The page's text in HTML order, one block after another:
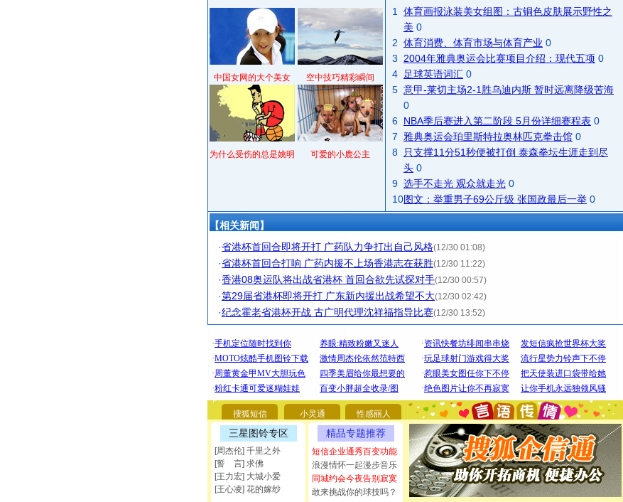
中国女网的大个美女 空中技巧精彩瞬间
为什么受伤的总是姚明 可爱的小鹿公主
1
体育画报泳装美女组图：古铜色皮肤展示野性之
美 0
2 体育消费、体育市场与体育产业 0
3
2004年雅典奥运会比赛项目介绍：现代五项 0
4
足球英语词汇 0
5 意甲-莱切主场2-1胜乌迪内斯 暂时远离降级苦海
0
6 NBA季后赛进入第二阶段 5月份详细赛程表 0
7
雅典奥运会珀里斯特拉奥林匹克拳击馆 0
8
只支撑11分51秒便被打倒 泰森拳坛生涯走到尽
头 0
9 选手不走光 观众就走光 0
10图文：举重男子69公斤级 张国政最后一举 0
【相关新闻】
·省港杯首回合即将开打 广药队力争打出自己风格(12/30 01:08)
·省港杯首回合打响 广药内援不上场香港志在获胜(12/30 11:22)
·香港08奥运队将出战省港杯 首回合欲先试探对手(12/30 00:57)
·第29届省港杯即将开打 广东新内援出战希望不大(12/30 02:42)
·纪念霍老省港杯开战 古广明代理沈祥福指导比赛(12/30 13:52)
搜狐短信 小灵通 性感丽人
三星图铃专区
[周杰伦] 千里之外
[誓 言] 求佛
[王力宏] 大城小爱
[王心凌] 花的嫁纱
精品专题推荐
短信企业通秀百变功能
浪漫情怀一起漫步音乐
同城约会今夜告别寂寞
敢来挑战你的球技吗？
[圣诞节]圣诞节到了，想想没什么送给你的，又不打算给
你太多，只有给你五千万：千万快乐！千万要健康！千万
要平安！千万要知足！千万不要忘记我！
[圣诞节]不只这样的日子才会想起你,而是这样的日子才
能正大光明地骚扰你,告诉你,圣诞要快乐!新年要快乐!天天
都要快乐噢!
[圣诞节]奉上一颗祝福的心,在这个特别的日子里,愿幸福,
如意,快乐,鲜花,一切美好的祝愿与你同在.圣诞快乐!